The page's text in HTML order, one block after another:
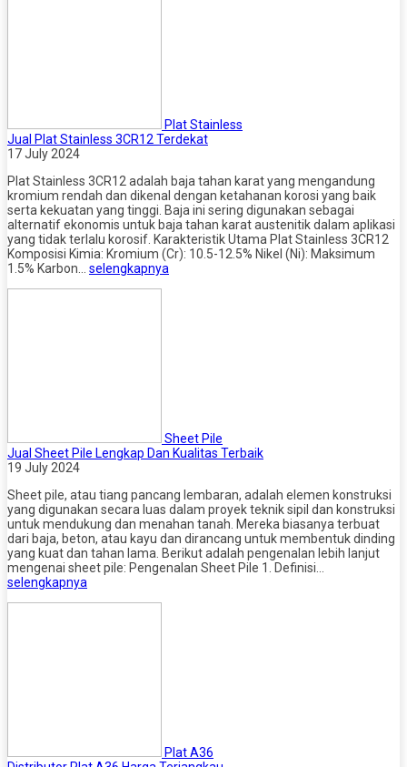
Plat Stainless
Jual Plat Stainless 3CR12 Terdekat
17 July 2024
Plat Stainless 3CR12 adalah baja tahan karat yang mengandung
kromium rendah dan dikenal dengan ketahanan korosi yang baik
serta kekuatan yang tinggi. Baja ini sering digunakan sebagai
alternatif ekonomis untuk baja tahan karat austenitik dalam aplikasi
yang tidak terlalu korosif. Karakteristik Utama Plat Stainless 3CR12
Komposisi Kimia: Kromium (Cr): 10.5-12.5% Nikel (Ni): Maksimum
1.5% Karbon… selengkapnya
Sheet Pile
Jual Sheet Pile Lengkap Dan Kualitas Terbaik
19 July 2024
Sheet pile, atau tiang pancang lembaran, adalah elemen konstruksi
yang digunakan secara luas dalam proyek teknik sipil dan konstruksi
untuk mendukung dan menahan tanah. Mereka biasanya terbuat
dari baja, beton, atau kayu dan dirancang untuk membentuk dinding
yang kuat dan tahan lama. Berikut adalah pengenalan lebih lanjut
mengenai sheet pile: Pengenalan Sheet Pile 1. Definisi…
selengkapnya
Plat A36